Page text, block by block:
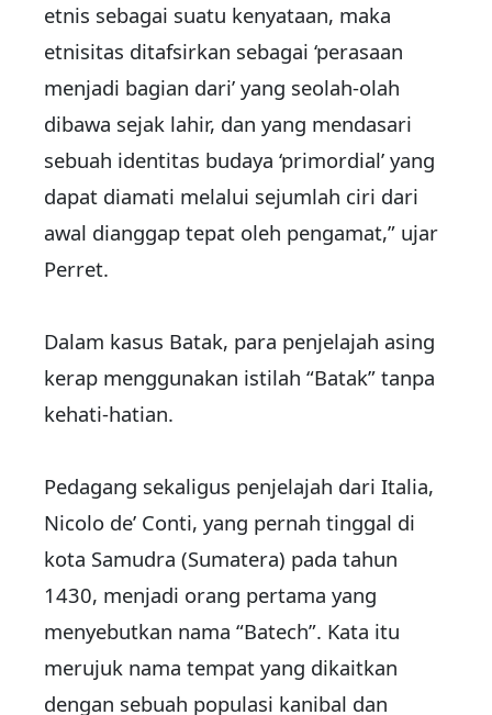
etnis sebagai suatu kenyataan, maka
etnisitas ditafsirkan sebagai ‘perasaan
menjadi bagian dari’ yang seolah-olah
dibawa sejak lahir, dan yang mendasari
sebuah identitas budaya ‘primordial’ yang
dapat diamati melalui sejumlah ciri dari
awal dianggap tepat oleh pengamat,” ujar
Perret.
Dalam kasus Batak, para penjelajah asing
kerap menggunakan istilah “Batak” tanpa
kehati-hatian.
Pedagang sekaligus penjelajah dari Italia,
Nicolo de’ Conti, yang pernah tinggal di
kota Samudra (Sumatera) pada tahun
1430, menjadi orang pertama yang
menyebutkan nama “Batech”. Kata itu
merujuk nama tempat yang dikaitkan
dengan sebuah populasi kanibal dan